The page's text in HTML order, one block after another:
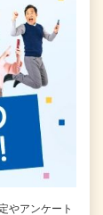
やアンケート